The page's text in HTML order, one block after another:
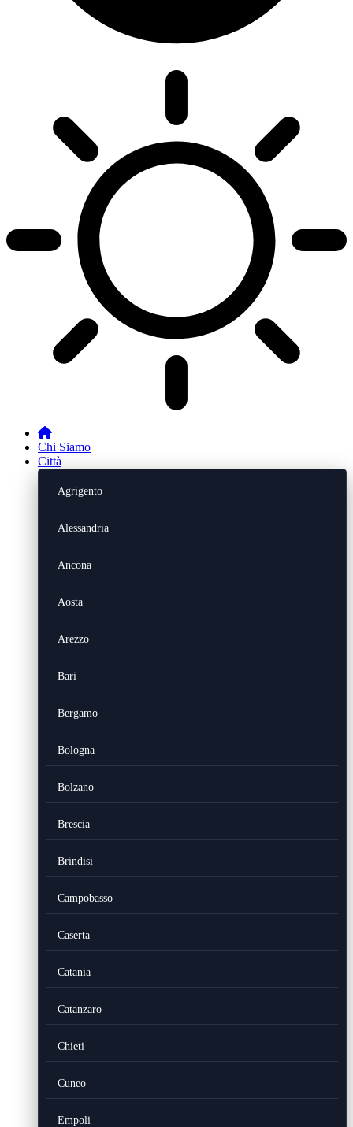
Chi Siamo
Città
Agrigento
Alessandria
Ancona
Aosta
Arezzo
Bari
Bergamo
Bologna
Bolzano
Brescia
Brindisi
Campobasso
Caserta
Catania
Catanzaro
Chieti
Cuneo
Empoli